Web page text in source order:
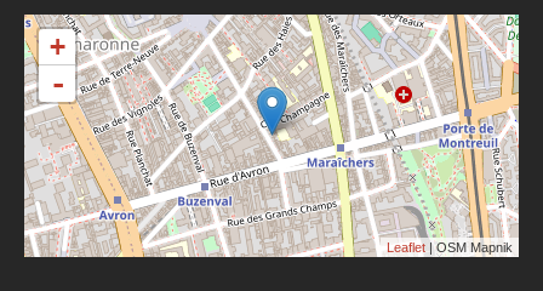
+
-
Leaflet | OSM Mapnik